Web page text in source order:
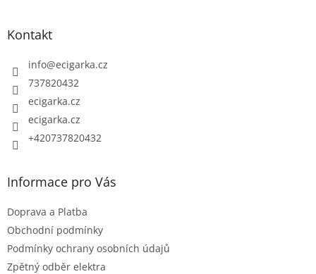
Kontakt
info@ecigarka.cz
737820432
ecigarka.cz
ecigarka.cz
+420737820432
Informace pro Vás
Doprava a Platba
Obchodní podmínky
Podmínky ochrany osobních údajů
Zpětný odběr elektra